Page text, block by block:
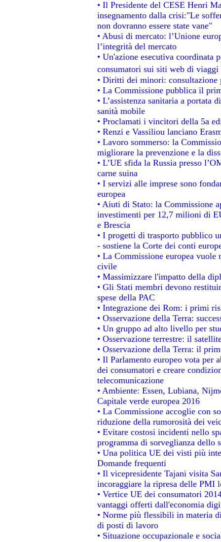
• Il Presidente del CESE Henri
insegnamento dalla crisi:"Le
non dovranno essere state vane"
• Abusi di mercato: l’Unione
l’integrità del mercato
• Un'azione esecutiva
consumatori sui siti web di viaggi
• Diritti dei minori: consultazione
• La Commissione pubblica il
• L’assistenza sanitaria a
sanità mobile
• Proclamati i vincitori della 5a
• Renzi e Vassiliou lanciano
• Lavoro sommerso: la
migliorare la prevenzione e la
• L’UE sfida la Russia presso
carne suina
• I servizi alle imprese sono
europea
• Aiuti di Stato: la Commissione
investimenti per 12,7 milioni di
e Brescia
• I progetti di trasporto pubblico
- sostiene la Corte dei conti
• La Commissione europea
civile
• Massimizzare l'impatto della
• Gli Stati membri devono
spese della PAC
• Integrazione dei Rom: i primi
• Osservazione della Terra:
• Un gruppo ad alto livello per
• Osservazione terrestre: il
• Osservazione della Terra: il
• Il Parlamento europeo vota
dei consumatori e creare
telecomunicazione
• Ambiente: Essen, Lubiana,
Capitale verde europea 2016
• La Commissione accoglie con
riduzione della rumorosità dei
• Evitare costosi incidenti nello
programma di sorveglianza dello
• Una politica UE dei visti più
Domande frequenti
• Il vicepresidente Tajani visita
incoraggiare la ripresa delle PMI
• Vertice UE dei consumatori
vantaggi offerti dall'economia
• Norme più flessibili in materia
di posti di lavoro
• Situazione occupazionale e